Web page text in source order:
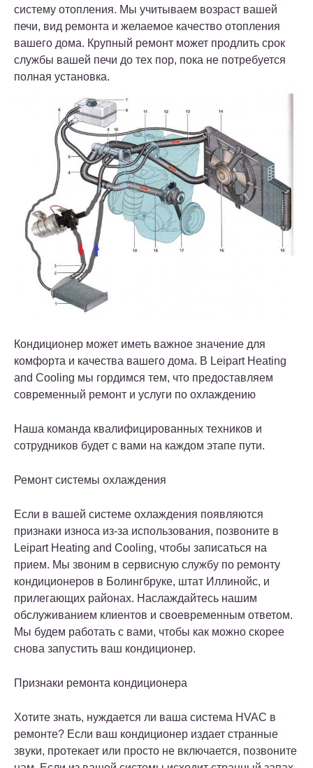
систему отопления. Мы учитываем возраст вашей
печи, вид ремонта и желаемое качество отопления
вашего дома. Крупный ремонт может продлить срок
службы вашей печи до тех пор, пока не потребуется
полная установка.
Кондиционер может иметь важное значение для
комфорта и качества вашего дома. В Leipart Heating
and Cooling мы гордимся тем, что предоставляем
современный ремонт и услуги по охлаждению
Наша команда квалифицированных техников и
сотрудников будет с вами на каждом этапе пути.
Ремонт системы охлаждения
Если в вашей системе охлаждения появляются
признаки износа из-за использования, позвоните в
Leipart Heating and Cooling, чтобы записаться на
прием. Мы звоним в сервисную службу по ремонту
кондиционеров в Болингбруке, штат Иллинойс, и
прилегающих районах. Наслаждайтесь нашим
обслуживанием клиентов и своевременным ответом.
Мы будем работать с вами, чтобы как можно скорее
снова запустить ваш кондиционер.
Признаки ремонта кондиционера
Хотите знать, нуждается ли ваша система HVAC в
ремонте? Если ваш кондиционер издает странные
звуки, протекает или просто не включается, позвоните